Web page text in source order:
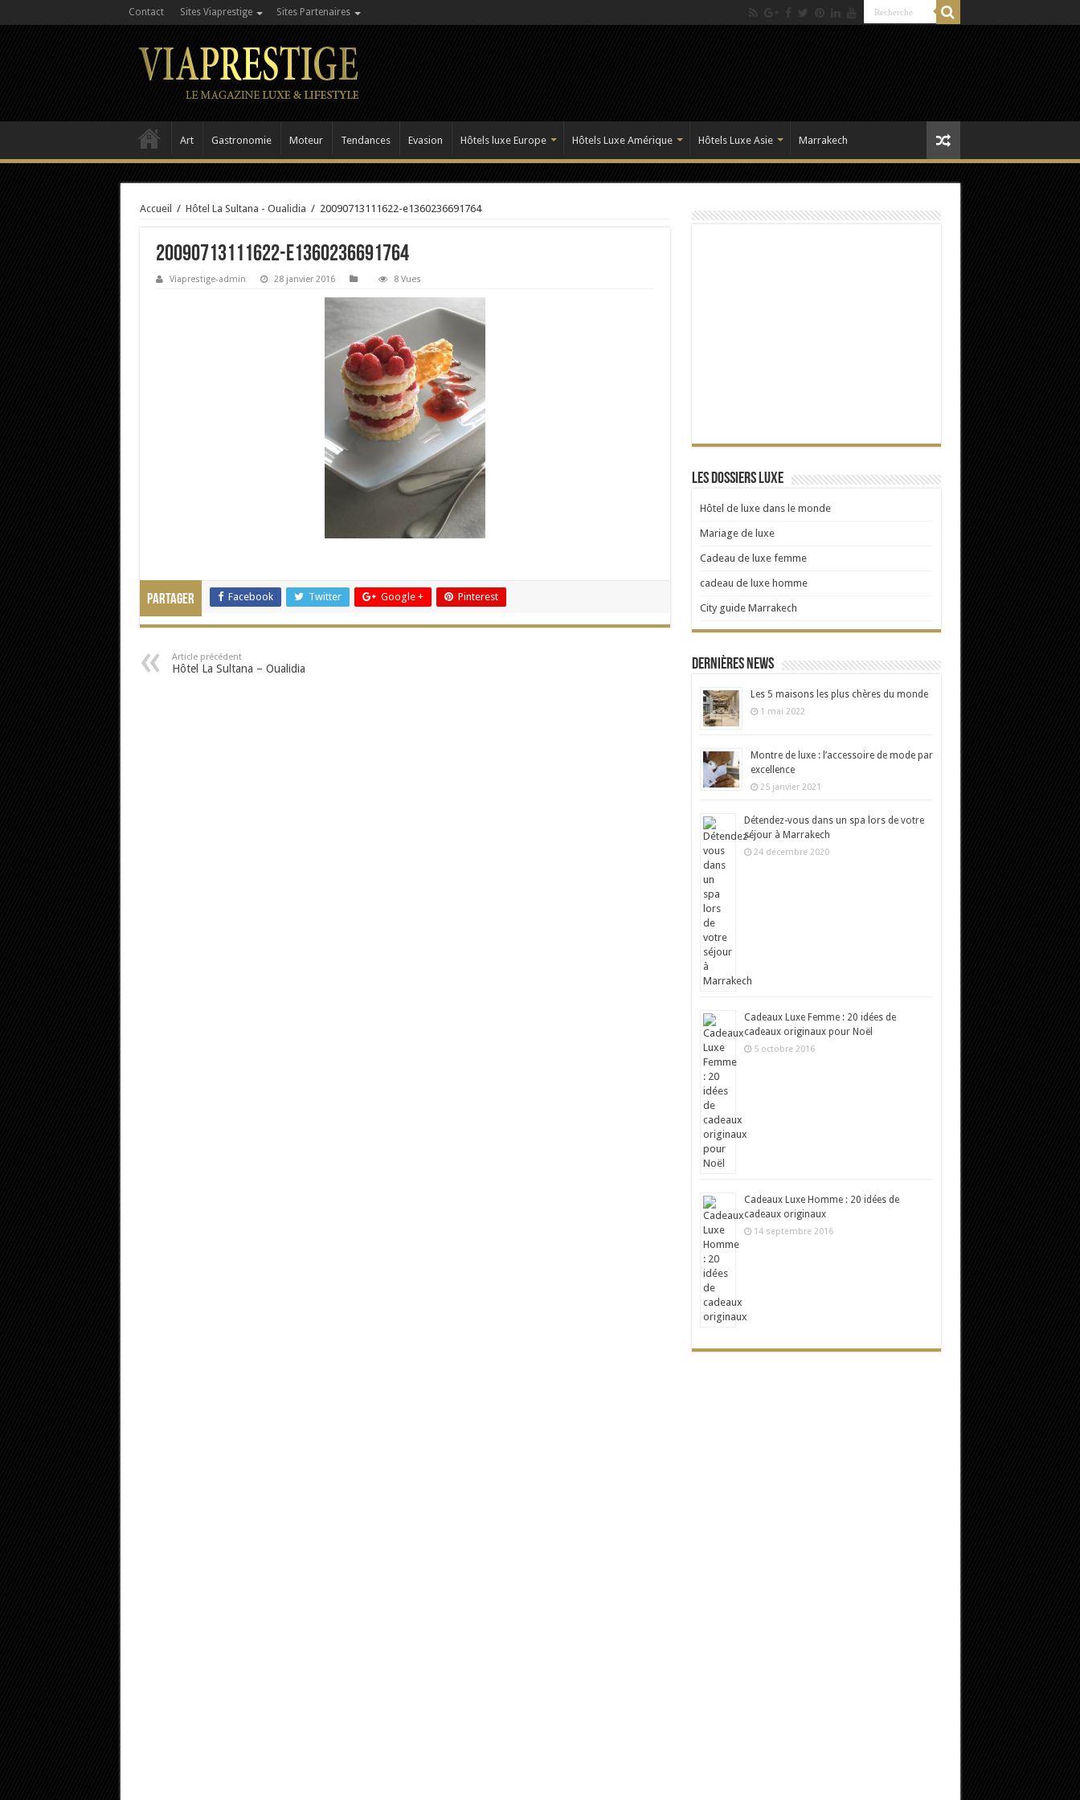
Contact Sites Viaprestige Sites Partenaires
Art Gastronomie Moteur Tendances Evasion Hôtels luxe Europe Hôtels Luxe Amérique Hôtels Luxe Asie Marrakech
Accueil / Hôtel La Sultana - Oualidia / 20090713111622-e1360236691764
20090713111622-e1360236691764
Viaprestige-admin 28 janvier 2016 8 Vues
Partager Facebook Twitter Google + Pinterest
Article précédent
Hôtel La Sultana – Oualidia
Les dossiers Luxe
Hôtel de luxe dans le monde
Mariage de luxe
Cadeau de luxe femme
cadeau de luxe homme
City guide Marrakech
Dernières news
Les 5 maisons les plus chères du monde
1 mai 2022
Montre de luxe : l’accessoire de mode par
excellence
25 janvier 2021
Détendez-vous dans un spa lors de votre
séjour à Marrakech
24 décembre 2020
Cadeaux Luxe Femme : 20 idées de
cadeaux originaux pour Noël
5 octobre 2016
Cadeaux Luxe Homme : 20 idées de
cadeaux originaux
14 septembre 2016